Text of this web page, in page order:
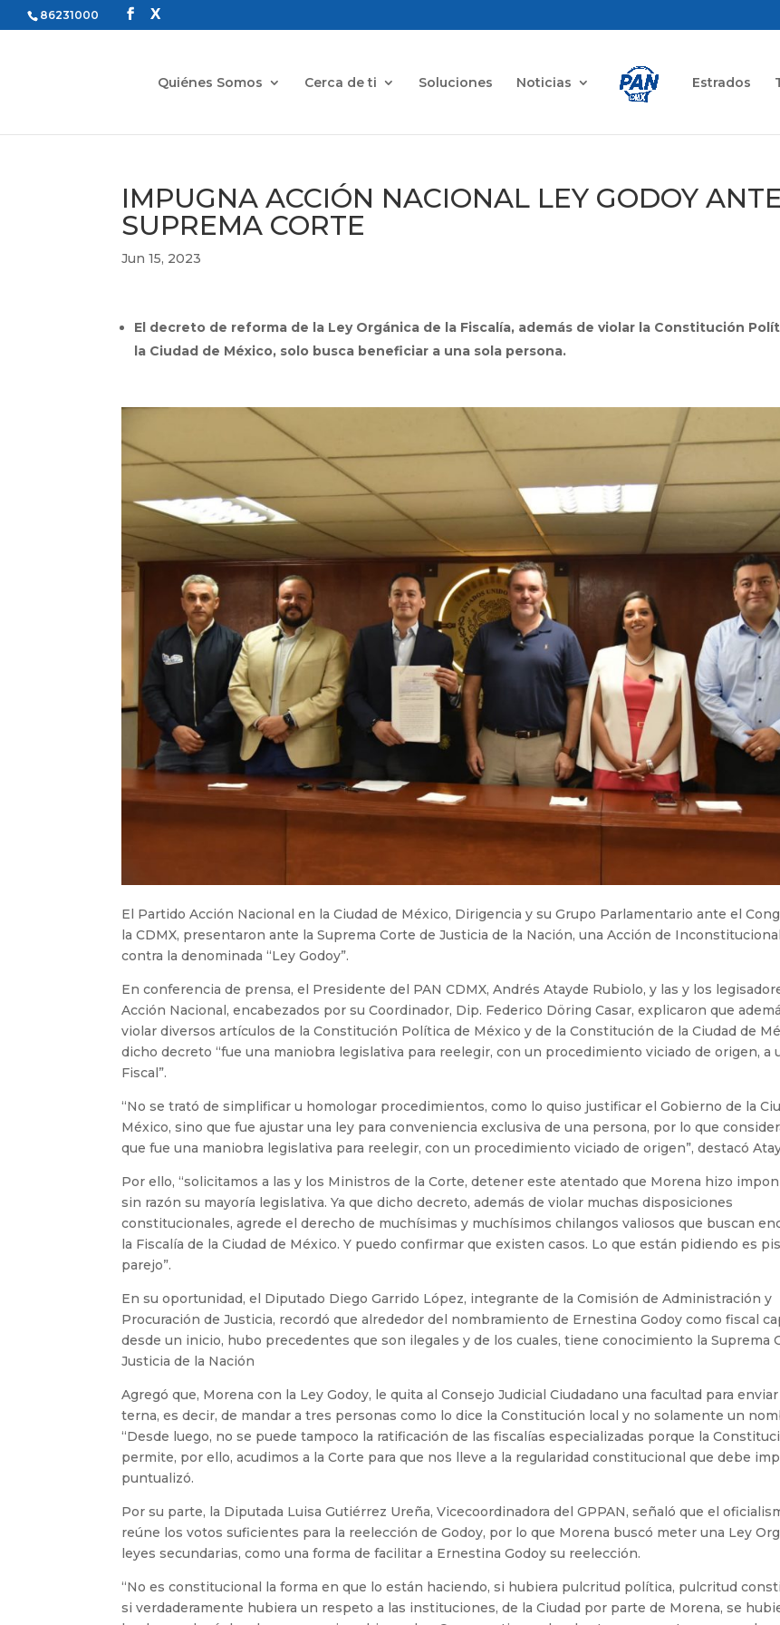
86231000
Quiénes Somos Cerca de ti Soluciones Noticias Estrados
IMPUGNA ACCIÓN NACIONAL LEY GODOY
SUPREMA CORTE
Jun 15, 2023
El decreto de reforma de la Ley Orgánica de la Fiscalía, además de violar la Constitución
la Ciudad de México, solo busca beneficiar a una sola persona.
El Partido Acción Nacional en la Ciudad de México, Dirigencia y su Grupo Parlamentario ante el
la CDMX, presentaron ante la Suprema Corte de Justicia de la Nación, una Acción de
contra la denominada “Ley Godoy”.
En conferencia de prensa, el Presidente del PAN CDMX, Andrés Atayde Rubiolo, y las y los
Acción Nacional, encabezados por su Coordinador, Dip. Federico Döring Casar, explicaron que
violar diversos artículos de la Constitución Política de México y de la Constitución de la Ciudad de
dicho decreto “fue una maniobra legislativa para reelegir, con un procedimiento viciado de origen, a
Fiscal”.
“No se trató de simplificar u homologar procedimientos, como lo quiso justificar el Gobierno de la
México, sino que fue ajustar una ley para conveniencia exclusiva de una persona, por lo que
que fue una maniobra legislativa para reelegir, con un procedimiento viciado de origen”, destacó
Por ello, “solicitamos a las y los Ministros de la Corte, detener este atentado que Morena hizo
sin razón su mayoría legislativa. Ya que dicho decreto, además de violar muchas disposiciones
constitucionales, agrede el derecho de muchísimas y muchísimos chilangos valiosos que buscan
la Fiscalía de la Ciudad de México. Y puedo confirmar que existen casos. Lo que están pidiendo es
parejo”.
En su oportunidad, el Diputado Diego Garrido López, integrante de la Comisión de Administración y
Procuración de Justicia, recordó que alrededor del nombramiento de Ernestina Godoy como fiscal
desde un inicio, hubo precedentes que son ilegales y de los cuales, tiene conocimiento la Suprema
Justicia de la Nación
Agregó que, Morena con la Ley Godoy, le quita al Consejo Judicial Ciudadano una facultad para
terna, es decir, de mandar a tres personas como lo dice la Constitución local y no solamente un
“Desde luego, no se puede tampoco la ratificación de las fiscalías especializadas porque la
permite, por ello, acudimos a la Corte para que nos lleve a la regularidad constitucional que debe
puntualizó.
Por su parte, la Diputada Luisa Gutiérrez Ureña, Vicecoordinadora del GPPAN, señaló que el
reúne los votos suficientes para la reelección de Godoy, por lo que Morena buscó meter una Ley
leyes secundarias, como una forma de facilitar a Ernestina Godoy su reelección.
“No es constitucional la forma en que lo están haciendo, si hubiera pulcritud política, pulcritud
si verdaderamente hubiera un respeto a las instituciones, de la Ciudad por parte de Morena, se